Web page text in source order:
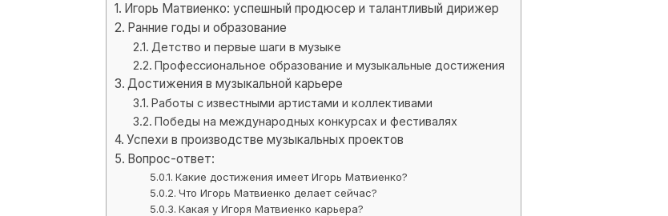
Игорь Матвиенко: успешный продюсер и талантливый дирижер
Ранние годы и образование
Детство и первые шаги в музыке
Профессиональное образование и музыкальные достижения
Достижения в музыкальной карьере
Работы с известными артистами и коллективами
Победы на международных конкурсах и фестивалях
Успехи в производстве музыкальных проектов
Вопрос-ответ:
Какие достижения имеет Игорь Матвиенко?
Что Игорь Матвиенко делает сейчас?
Какая у Игоря Матвиенко карьера?